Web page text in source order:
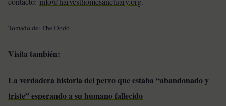
Tomado de: The Dodo
Visita también:
La verdadera historia del perro que estaba “abandonado y
triste” esperando a su humano fallecido